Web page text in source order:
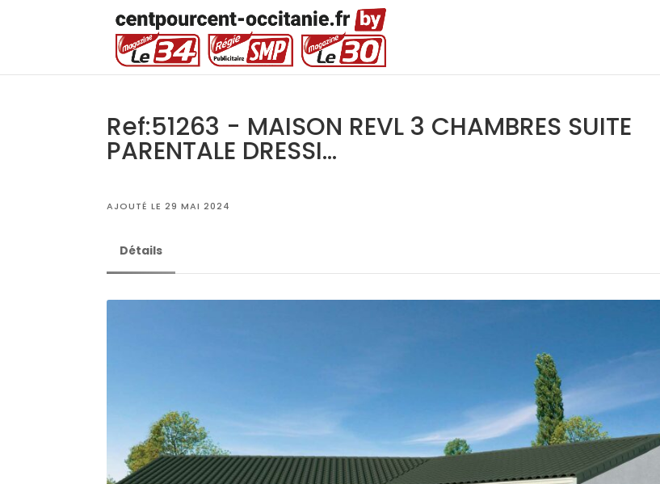
Ref:51263 - MAISON REVL 3 CHAMBRES SUITE
PARENTALE DRESSI...
AJOUTÉ LE 29 MAI 2024
Détails